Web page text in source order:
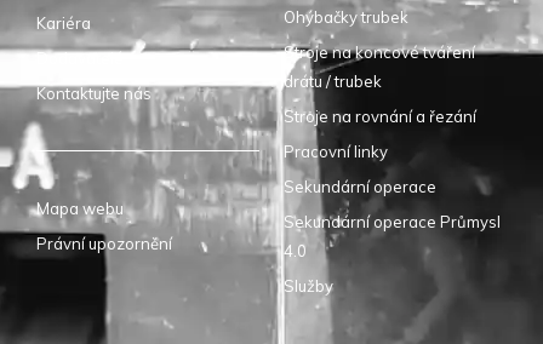
Kariéra
Dodavatelé
Kontaktujte nás
Mapa webu
Právní upozornění
Ohýbačky trubek
Stroje na koncové tváření
drátu / trubek
Stroje na rovnání a řezání
Pracovní linky
Sekundární operace
Sekundární operace Průmysl
4.0
Služby